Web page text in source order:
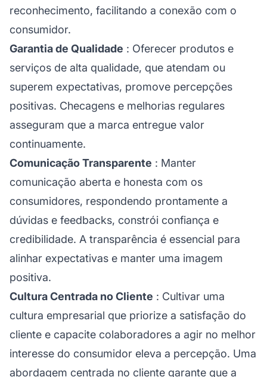
reconhecimento, facilitando a conexão com o
consumidor.
Garantia de Qualidade : Oferecer produtos e
serviços de alta qualidade, que atendam ou
superem expectativas, promove percepções
positivas. Checagens e melhorias regulares
asseguram que a marca entregue valor
continuamente.
Comunicação Transparente : Manter
comunicação aberta e honesta com os
consumidores, respondendo prontamente a
dúvidas e feedbacks, constrói confiança e
credibilidade. A transparência é essencial para
alinhar expectativas e manter uma imagem
positiva.
Cultura Centrada no Cliente : Cultivar uma
cultura empresarial que priorize a satisfação do
cliente e capacite colaboradores a agir no melhor
interesse do consumidor eleva a percepção. Uma
abordagem centrada no cliente garante que a